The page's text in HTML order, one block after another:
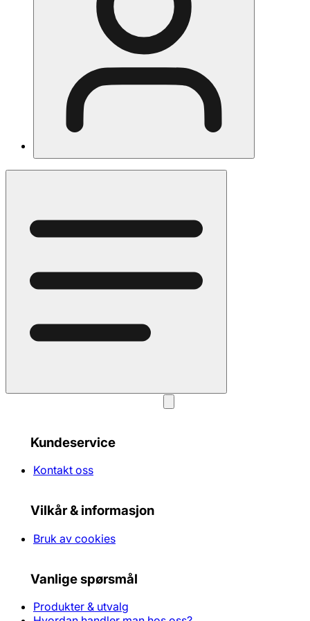
Kundeservice
Kontakt oss
Vilkår & informasjon
Bruk av cookies
Vanlige spørsmål
Produkter & utvalg